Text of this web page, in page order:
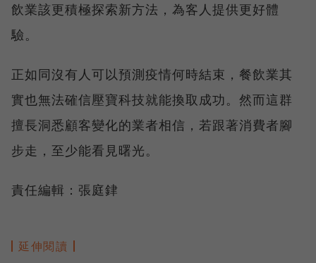
飲業該更積極探索新方法，為客人提供更好體
驗。
正如同沒有人可以預測疫情何時結束，餐飲業其
實也無法確信壓寶科技就能換取成功。然而這群
擅長洞悉顧客變化的業者相信，若跟著消費者腳
步走，至少能看見曙光。
責任編輯：張庭銉
延伸閱讀